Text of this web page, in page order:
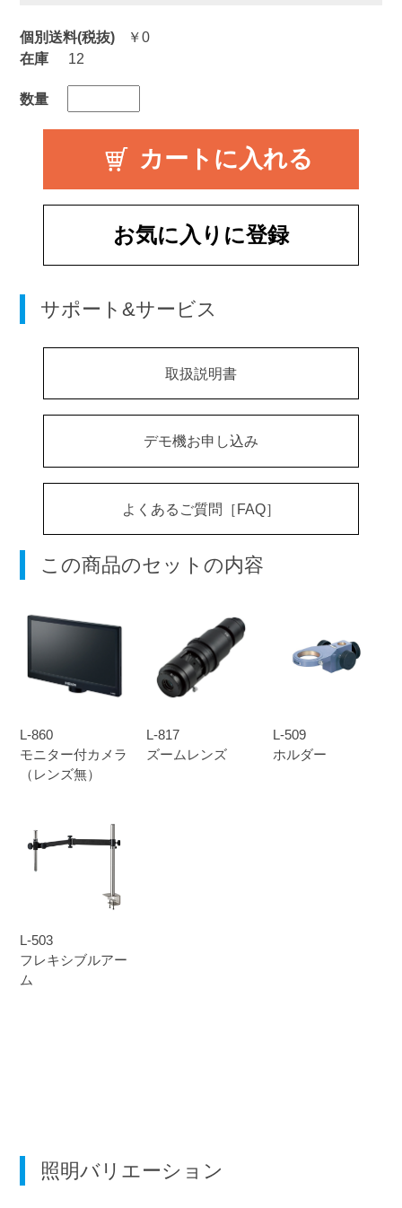
個別送料(税抜) ￥0
在庫 12
数量
お気に入りに登録
サポート&サービス
取扱説明書
デモ機お申し込み
よくあるご質問［FAQ］
この商品のセットの内容
L-860
モニター付カメラ
（レンズ無）
L-817
ズームレンズ
L-509
ホルダー
L-503
フレキシブルアー
ム
照明バリエーション